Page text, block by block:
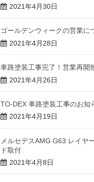
2021年4月30日
ゴールデンウィークの営業に
2021年4月28日
車路塗装工事完了！営業再開
2021年4月26日
TO-DEX 車路塗装工事のお知
2021年4月19日
メルセデスAMG G63 レイヤ
ド取付
2021年4月8日